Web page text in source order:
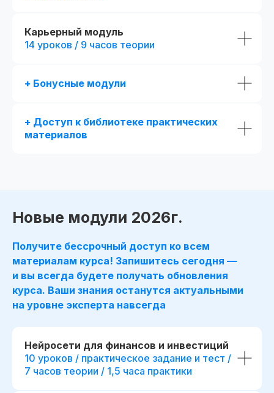
Карьерный модуль
14 уроков / 9 часов теории
+ Бонусные модули
+ Доступ к библиотеке практических
материалов
Новые модули 2026г.
Получите бессрочный доступ ко всем
материалам курса! Запишитесь сегодня —
и вы всегда будете получать обновления
курса. Ваши знания останутся актуальными
на уровне эксперта навсегда
Нейросети для финансов и инвестиций
10 уроков / практическое задание и тест /
7 часов теории / 1,5 часа практики
при покупке курса
Готовые инструменты для
анализа данных и обоснования
управленческих решений
Освоение Excel
и SQL*